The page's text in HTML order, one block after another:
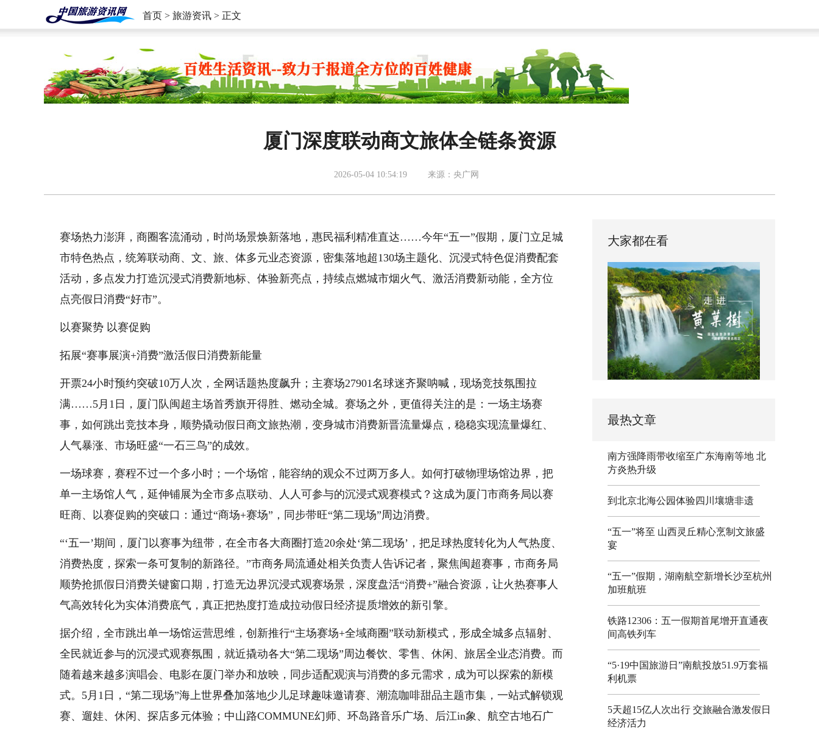
首页 > 旅游资讯 > 正文
厦门深度联动商文旅体全链条资源
2026-05-04 10:54:19 来源：央广网
赛场热力澎湃，商圈客流涌动，时尚场景焕新落地，惠民福利精准直达……今年“五一”假期，厦门立足城
市特色热点，统筹联动商、文、旅、体多元业态资源，密集落地超130场主题化、沉浸式特色促消费配套
活动，多点发力打造沉浸式消费新地标、体验新亮点，持续点燃城市烟火气、激活消费新动能，全方位
点亮假日消费“好市”。
以赛聚势 以赛促购
拓展“赛事展演+消费”激活假日消费新能量
开票24小时预约突破10万人次，全网话题热度飙升；主赛场27901名球迷齐聚呐喊，现场竞技氛围拉
满……5月1日，厦门队闽超主场首秀旗开得胜、燃动全城。赛场之外，更值得关注的是：一场主场赛
事，如何跳出竞技本身，顺势撬动假日商文旅热潮，变身城市消费新晋流量爆点，稳稳实现流量爆红、
人气暴涨、市场旺盛“一石三鸟”的成效。
一场球赛，赛程不过一个多小时；一个场馆，能容纳的观众不过两万多人。如何打破物理场馆边界，把
单一主场馆人气，延伸铺展为全市多点联动、人人可参与的沉浸式观赛模式？这成为厦门市商务局以赛
旺商、以赛促购的突破口：通过“商场+赛场”，同步带旺“第二现场”周边消费。
“‘五一’期间，厦门以赛事为纽带，在全市各大商圈打造20余处‘第二现场’，把足球热度转化为人气热度、
消费热度，探索一条可复制的新路径。”市商务局流通处相关负责人告诉记者，聚焦闽超赛事，市商务局
顺势抢抓假日消费关键窗口期，打造无边界沉浸式观赛场景，深度盘活“消费+”融合资源，让火热赛事人
气高效转化为实体消费底气，真正把热度打造成拉动假日经济提质增效的新引擎。
据介绍，全市跳出单一场馆运营思维，创新推行“主场赛场+全域商圈”联动新模式，形成全城多点辐射、
全民就近参与的沉浸式观赛氛围，就近撬动各大“第二现场”周边餐饮、零售、休闲、旅居全业态消费。而
随着越来越多演唱会、电影在厦门举办和放映，同步适配观演与消费的多元需求，成为可以探索的新模
式。5月1日，“第二现场”海上世界叠加落地少儿足球趣味邀请赛、潮流咖啡甜品主题市集，一站式解锁观
赛、遛娃、休闲、探店多元体验；中山路COMMUNE幻师、环岛路音乐广场、后江in象、航空古地石广
大家都在看
最热文章
南方强降雨带收缩至广东海南等地 北
方炎热升级
到北京北海公园体验四川壤塘非遗
“五一”将至 山西灵丘精心烹制文旅盛
宴
“五一”假期，湖南航空新增长沙至杭州
加班航班
铁路12306：五一假期首尾增开直通夜
间高铁列车
“5·19中国旅游日”南航投放51.9万套福
利机票
5天超15亿人次出行 交旅融合激发假日
经济活力